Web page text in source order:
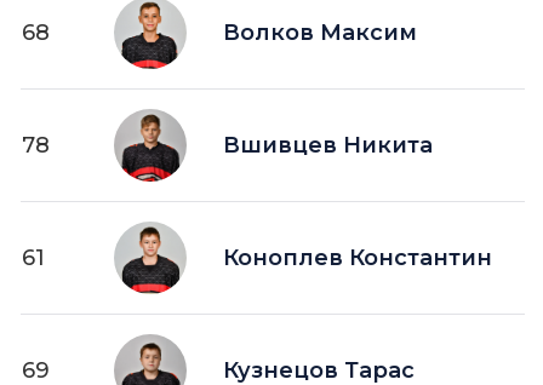
68 Волков Максим
78 Вшивцев Никита
61 Коноплев Константин
69 Кузнецов Тарас